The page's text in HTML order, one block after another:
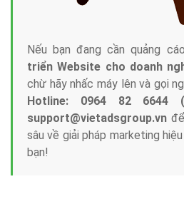
Nếu bạn đang cần quảng
triển Website cho doanh
chừ hãy nhấc máy lên và gọi
Hotline: 0964 82 6644
support@vietadsgroup.vn
sâu về giải pháp marketing
bạn!